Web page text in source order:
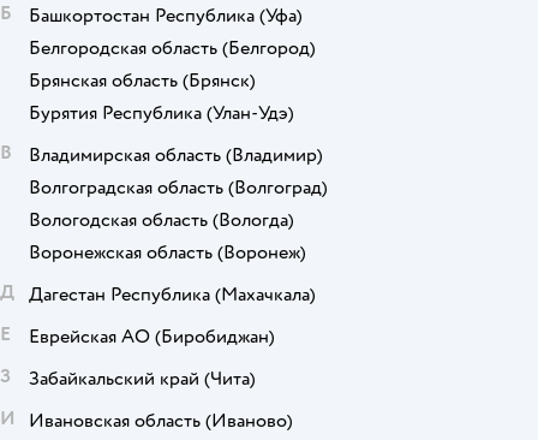
Б
Башкортостан Республика (Уфа)
Белгородская область (Белгород)
Брянская область (Брянск)
Бурятия Республика (Улан-Удэ)
В
Владимирская область (Владимир)
Волгоградская область (Волгоград)
Вологодская область (Вологда)
Воронежская область (Воронеж)
Д Дагестан Республика (Махачкала)
Е
Еврейская АО (Биробиджан)
З
Забайкальский край (Чита)
И
Ивановская область (Иваново)